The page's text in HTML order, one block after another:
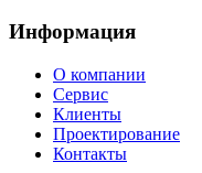
Информация
О компании
Сервис
Клиенты
Проектирование
Контакты